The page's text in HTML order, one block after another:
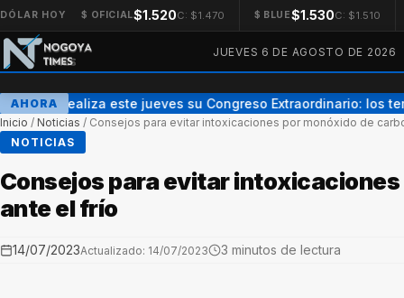
DÓLAR HOY $ OFICIAL$1.520C: $1.470 $ BLUE$1.530C: $1.510
JUEVES 6 DE AGOSTO DE 2026
AHORA
AGMER realiza este jueves su Congreso Extraordinario: los
Inicio / Noticias / Consejos para evitar intoxicaciones por monóxido de
NOTICIAS
Consejos para evitar
ante el frío
14/07/2023Actualizado: 14/07/2023 3 minutos de lectura